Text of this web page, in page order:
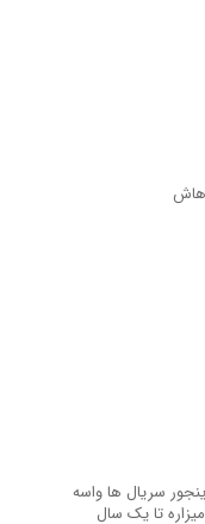
هاش
سریال ها واسه
تا یک سال